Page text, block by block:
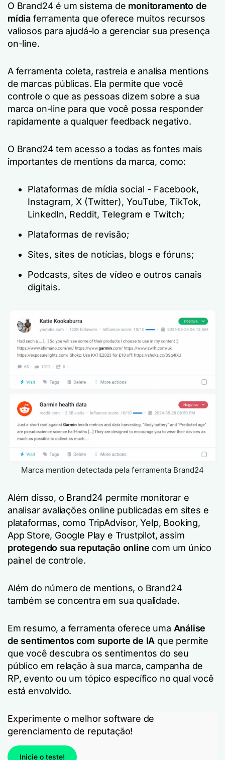
O Brand24 é um sistema de monitoramento de
mídia ferramenta que oferece muitos recursos
valiosos para ajudá-lo a gerenciar sua presença
on-line.
A ferramenta coleta, rastreia e analisa mentions
de marcas públicas. Ela permite que você
controle o que as pessoas dizem sobre a sua
marca on-line para que você possa responder
rapidamente a qualquer feedback negativo.
O Brand24 tem acesso a todas as fontes mais
importantes de mentions da marca, como:
Plataformas de mídia social - Facebook,
Instagram, X (Twitter), YouTube, TikTok,
LinkedIn, Reddit, Telegram e Twitch;
Plataformas de revisão;
Sites, sites de notícias, blogs e fóruns;
Podcasts, sites de vídeo e outros canais
digitais.
Marca mention detectada pela ferramenta Brand24
Além disso, o Brand24 permite monitorar e
analisar avaliações online publicadas em sites e
plataformas, como TripAdvisor, Yelp, Booking,
App Store, Google Play e Trustpilot, assim
protegendo sua reputação online com um único
painel de controle.
Além do número de mentions, o Brand24
também se concentra em sua qualidade.
Em resumo, a ferramenta oferece uma Análise
de sentimentos com suporte de IA que permite
que você descubra os sentimentos do seu
público em relação à sua marca, campanha de
RP, evento ou um tópico específico no qual você
está envolvido.
Experimente o melhor software de
gerenciamento de reputação!
Inicie o teste!